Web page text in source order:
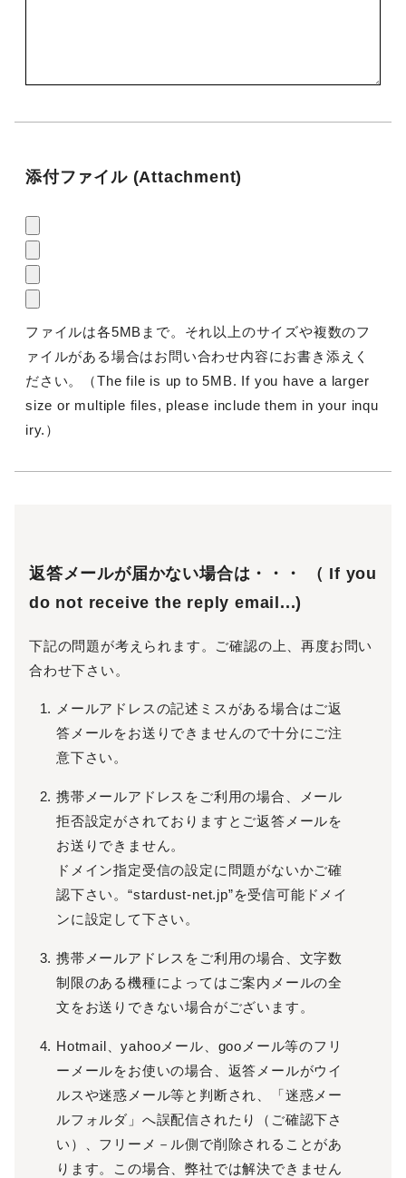
添付ファイル (Attachment)
ファイルは各5MBまで。それ以上のサイズや複数のフ
ァイルがある場合はお問い合わせ内容にお書き添えく
ださい。（The file is up to 5MB. If you have a larger
size or multiple files, please include them in your inqu
iry.）
返答メールが届かない場合は・・・ （ If you
do not receive the reply email...)
下記の問題が考えられます。ご確認の上、再度お問い
合わせ下さい。
メールアドレスの記述ミスがある場合はご返
答メールをお送りできませんので十分にご注
意下さい。
携帯メールアドレスをご利用の場合、メール
拒否設定がされておりますとご返答メールを
お送りできません。
ドメイン指定受信の設定に問題がないかご確
認下さい。“stardust-net.jp”を受信可能ドメイ
ンに設定して下さい。
携帯メールアドレスをご利用の場合、文字数
制限のある機種によってはご案内メールの全
文をお送りできない場合がございます。
Hotmail、yahooメール、gooメール等のフリ
ーメールをお使いの場合、返答メールがウイ
ルスや迷惑メール等と判断され、「迷惑メー
ルフォルダ」へ誤配信されたり（ご確認下さ
い）、フリーメ－ル側で削除されることがあ
ります。この場合、弊社では解決できません